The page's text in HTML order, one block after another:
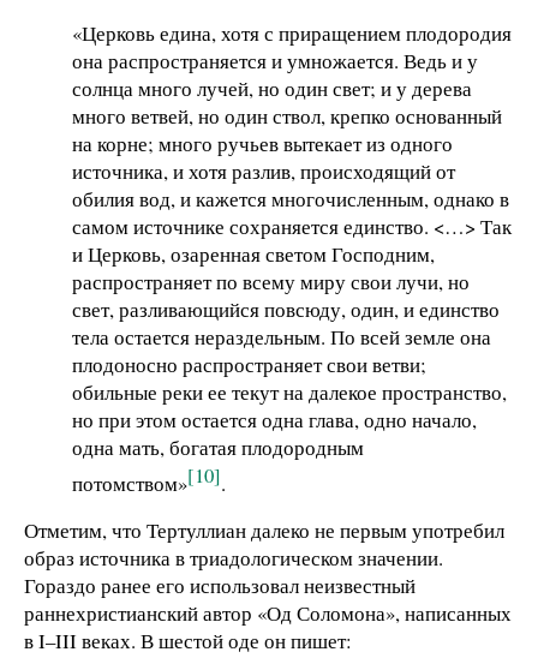
«Церковь едина, хотя с приращением плодородия
она распространяется и умножается. Ведь и у
солнца много лучей, но один свет; и у дерева
много ветвей, но один ствол, крепко основанный
на корне; много ручьев вытекает из одного
источника, и хотя разлив, происходящий от
обилия вод, и кажется многочисленным, однако в
самом источнике сохраняется единство. <…> Так
и Церковь, озаренная светом Господним,
распространяет по всему миру свои лучи, но
свет, разливающийся повсюду, один, и единство
тела остается нераздельным. По всей земле она
плодоносно распространяет свои ветви;
обильные реки ее текут на далекое пространство,
но при этом остается одна глава, одно начало,
одна мать, богатая плодородным
потомством»[10].
Отметим, что Тертуллиан далеко не первым употребил
образ источника в триадологическом значении.
Гораздо ранее его использовал неизвестный
раннехристианский автор «Од Соломона», написанных
в I–III веках. В шестой оде он пишет: